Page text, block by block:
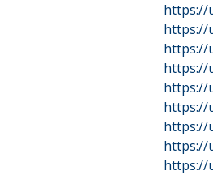
https://
https://
https://
https://
https://
https://
https://
https://
https://